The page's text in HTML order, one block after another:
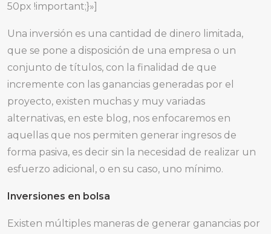
50px !important;}»]
Una inversión es una cantidad de dinero limitada,
que se pone a disposición de una empresa o un
conjunto de títulos, con la finalidad de que
incremente con las ganancias generadas por el
proyecto, existen muchas y muy variadas
alternativas, en este blog, nos enfocaremos en
aquellas que nos permiten generar ingresos de
forma pasiva, es decir sin la necesidad de realizar un
esfuerzo adicional, o en su caso, uno mínimo.
Inversiones en bolsa
Existen múltiples maneras de generar ganancias por